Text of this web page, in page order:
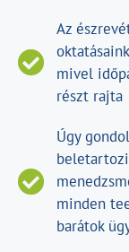
Az
mivel
részt rajta
Úgy
minden
barátok